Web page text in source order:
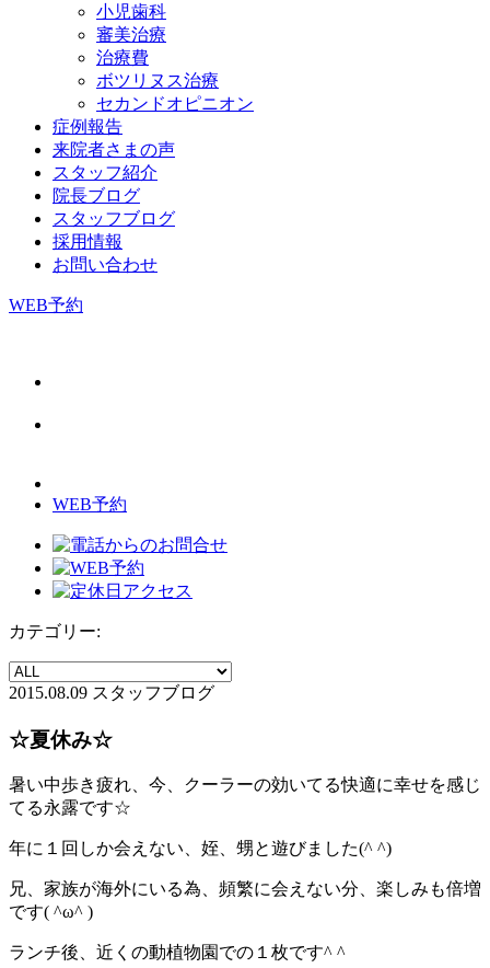
小児歯科
審美治療
治療費
ボツリヌス治療
セカンドオピニオン
症例報告
来院者さまの声
スタッフ紹介
院長ブログ
スタッフブログ
採用情報
お問い合わせ
WEB予約
WEB予約
カテゴリー:
2015.08.09 スタッフブログ
☆夏休み☆
暑い中歩き疲れ、今、クーラーの効いてる快適に幸せを感じ
てる永露です☆
年に１回しか会えない、姪、甥と遊びました(^ ^)
兄、家族が海外にいる為、頻繁に会えない分、楽しみも倍増
です( ^ω^ )
ランチ後、近くの動植物園での１枚です^ ^